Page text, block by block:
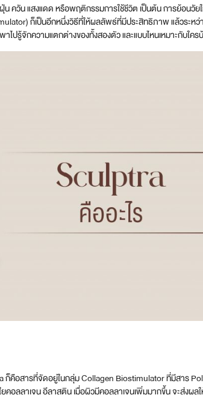
ควัน แสงแดด หรือพฤติกรรมการใช้ชีวิต เป็นต้น การย้อนวัย
ก็เป็นอีกหนึ่งวิธีที่ให้ผลลัพธ์ที่มีประสิทธิภาพ แล้วระหว่
ปรู้จักความแตกต่างของทั้งสองตัว และแบบไหนเหมาะกับใคร
ก็คือสารที่จัดอยู่ในกลุ่ม Collagen Biostimulator ที่มีสาร
อลลาเจน อีลาสติน เมื่อผิวมีคอลลาเจนเพิ่มมากขึ้น จะส่งผลใ